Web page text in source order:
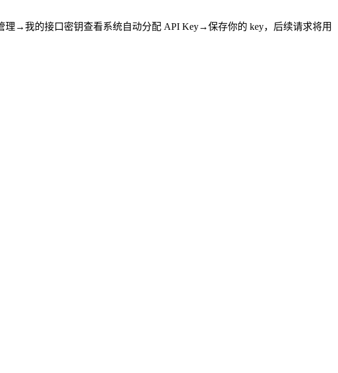
→我的接口密钥查看系统自动分配 API Key→保存你的 key，后续请求将用